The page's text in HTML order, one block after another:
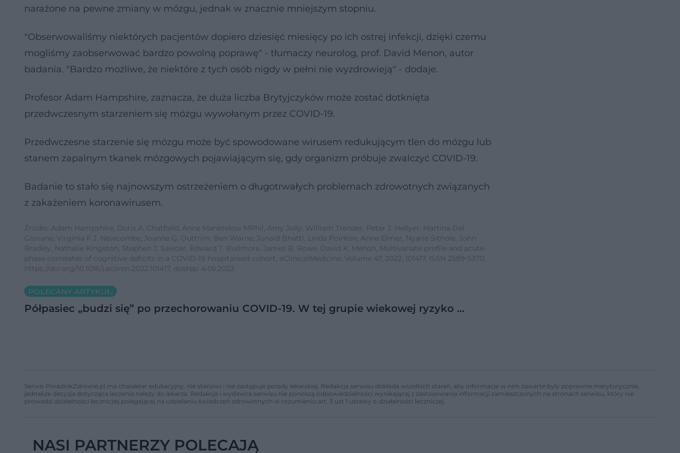
narażone na pewne zmiany w mózgu, jednak w znacznie mniejszym stopniu.
"Obserwowaliśmy niektórych pacjentów dopiero dziesięć miesięcy po ich ostrej infekcji, dzięki czemu
mogliśmy zaobserwować bardzo powolną poprawę" - tłumaczy neurolog, prof. David Menon, autor
badania. "Bardzo możliwe, że niektóre z tych osób nigdy w pełni nie wyzdrowieją" - dodaje.
Profesor Adam Hampshire, zaznacza, że duża liczba Brytyjczyków może zostać dotknięta
przedwczesnym starzeniem się mózgu wywołanym przez COVID-19.
Przedwczesne starzenie się mózgu może być spowodowane wirusem redukującym tlen do mózgu lub
stanem zapalnym tkanek mózgowych pojawiającym się, gdy organizm próbuje zwalczyć COVID-19.
Badanie to stało się najnowszym ostrzeżeniem o długotrwałych problemach zdrowotnych związanych
z zakażeniem koronawirusem.
Źródło: Adam Hampshire, Doris A. Chatfield, Anne Manktelow MPhil, Amy Jolly, William Trender, Peter J. Hellyer, Martina Del
Giovane, Virginia F.J. Newcombe, Joanne G. Outtrim, Ben Warne, Junaid Bhatti, Linda Pointon, Anne Elmer, Nyarie Sithole, John
Bradley, Nathalie Kingston, Stephen J. Sawcer, Edward T. Bullmore, James B. Rowe, David K. Menon, Multivariate profile and acute-
phase correlates of cognitive deficits in a COVID-19 hospitalised cohort, eClinicalMedicine, Volume 47, 2022, 101417, ISSN 2589-5370,
https://doi.org/10.1016/j.eclinm.2022.101417, dostęp: 4.05.2022
POLECANY ARTYKUŁ:
Półpasiec „budzi się” po przechorowaniu COVID-19. W tej grupie wiekowej ryzyko …
Serwis PoradnikZdrowie.pl ma charakter edukacyjny, nie stanowi i nie zastępuje porady lekarskiej. Redakcja serwisu dokłada wszelkich starań, aby informacje w nim zawarte były poprawne merytorycznie,
jednakże decyzja dotycząca leczenia należy do lekarza. Redakcja i wydawca serwisu nie ponoszą odpowiedzialności wynikającej z zastosowania informacji zamieszczonych na stronach serwisu, który nie
prowadzi działalności leczniczej polegającej na udzielaniu świadczeń zdrowotnych w rozumieniu art. 3 ust 1 ustawy o działalności leczniczej.
NASI PARTNERZY POLECAJĄ